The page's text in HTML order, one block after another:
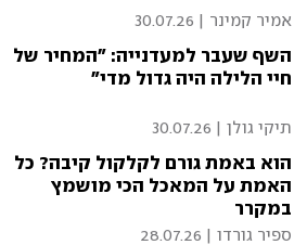
אמיר קמינר 30.07.26
השף שעבר למעדנייה: "המחיר של
חיי הלילה היה גדול מדי"
תיקי גולן 30.07.26
הוא באמת גורם לקלקול קיבה? כל
האמת על המאכל הכי מושמץ
במקרר
ספיר גורדו 28.07.26